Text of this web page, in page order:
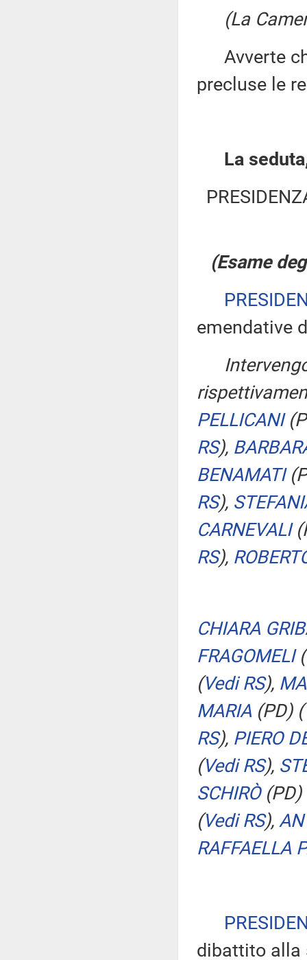
(La
Avverte
precluse le
La
(Esame
emendative
PELLICANI
RS),
BENAMATI
RS),
CARNEVALI
RS),
CHIARA
FRAGOMELI
(Vedi RS),
MARIA (PD) (
RS), PIERO
(Vedi RS),
SCHIRÒ(PD)
(Vedi RS),
RAFFAELLA
dibattito alla